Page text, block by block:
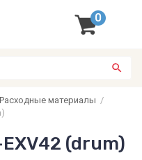
0
Расходные материалы /
(drum)